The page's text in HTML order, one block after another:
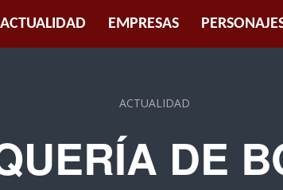
ACTUALIDAD EMPRESAS
ACTUALIDAD
DE